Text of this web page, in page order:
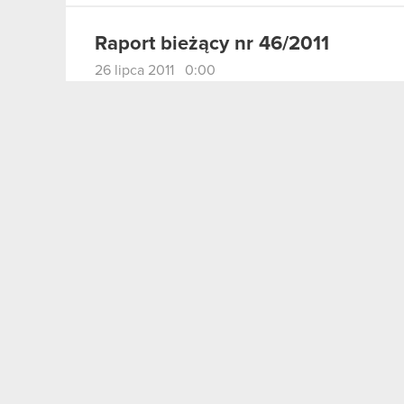
Raport bieżący nr 46/2011
26 lipca 2011 0:00